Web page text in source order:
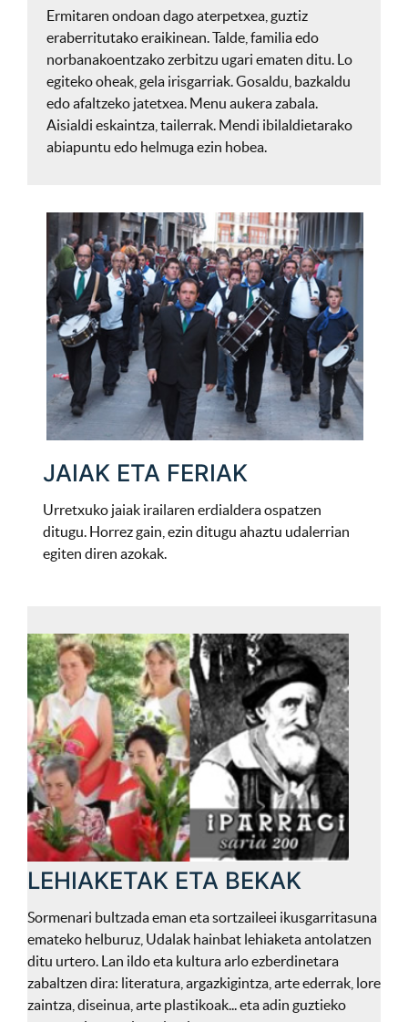
Ermitaren ondoan dago aterpetxea, guztiz
eraberritutako eraikinean. Talde, familia edo
norbanakoentzako zerbitzu ugari ematen ditu. Lo
egiteko oheak, gela irisgarriak. Gosaldu, bazkaldu
edo afaltzeko jatetxea. Menu aukera zabala.
Aisialdi eskaintza, tailerrak. Mendi ibilaldietarako
abiapuntu edo helmuga ezin hobea.
JAIAK ETA FERIAK
Urretxuko jaiak irailaren erdialdera ospatzen
ditugu. Horrez gain, ezin ditugu ahaztu udalerrian
egiten diren azokak.
LEHIAKETAK ETA BEKAK
Sormenari bultzada eman eta sortzaileei ikusgarritasuna
emateko helburuz, Udalak hainbat lehiaketa antolatzen
ditu urtero. Lan ildo eta kultura arlo ezberdinetara
zabaltzen dira: literatura, argazkigintza, arte ederrak, lore
zaintza, diseinua, arte plastikoak... eta adin guztieko